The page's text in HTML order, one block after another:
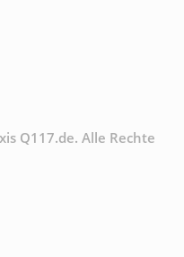
Q117.de. Alle Rechte